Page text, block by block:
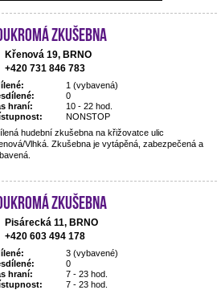
zkušebna
Křenová 19, BRNO
+420 731 846 783
1 (vybavená)
0
hraní:
10 - 22 hod.
NONSTOP
hudební zkušebna na křižovatce ulic
Vlhká. Zkušebna je vytápěná, zabezpečená a
zkušebna
Pisárecká 11, BRNO
+420 603 494 178
3 (vybavené)
0
hraní:
7 - 23 hod.
7 - 23 hod.